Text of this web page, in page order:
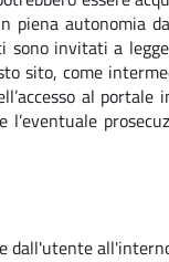
autonomia
invitati a
sito, come
al
dall'utente